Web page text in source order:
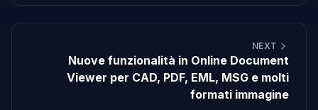
NEXT
Nuove funzionalità in Online Document
Viewer per CAD, PDF, EML, MSG e molti
formati immagine